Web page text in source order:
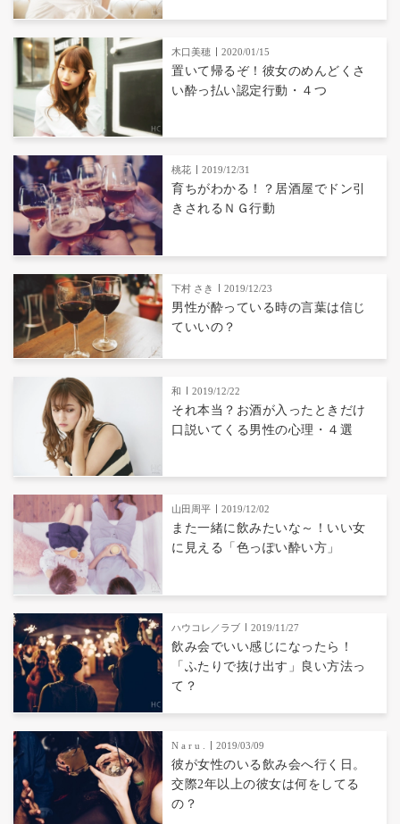
木口美穂 2020/01/15
置いて帰るぞ！彼女のめんどくさ
い酔っ払い認定行動・４つ
桃花 2019/12/31
育ちがわかる！？居酒屋でドン引
きされるＮＧ行動
下村 さき 2019/12/23
男性が酔っている時の言葉は信じ
ていいの？
和 2019/12/22
それ本当？お酒が入ったときだけ
口説いてくる男性の心理・４選
山田周平 2019/12/02
また一緒に飲みたいな～！いい女
に見える「色っぽい酔い方」
ハウコレ／ラブ 2019/11/27
飲み会でいい感じになったら！
「ふたりで抜け出す」良い方法っ
て？
N a r u . 2019/03/09
彼が女性のいる飲み会へ行く日。
交際2年以上の彼女は何をしてる
の？